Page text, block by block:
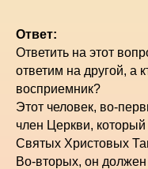
Ответ:
Ответить на этот
ответим на другой, а
восприемник?
Этот человек, во-
член Церкви,
Святых Христовых
Во-вторых, он должен